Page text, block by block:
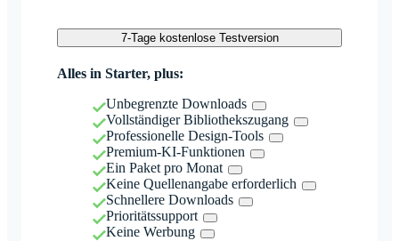
7-Tage kostenlose Testversion
Alles in Starter, plus:
Unbegrenzte Downloads
Vollständiger Bibliothekszugang
Professionelle Design-Tools
Premium-KI-Funktionen
Ein Paket pro Monat
Keine Quellenangabe erforderlich
Schnellere Downloads
Prioritätssupport
Keine Werbung